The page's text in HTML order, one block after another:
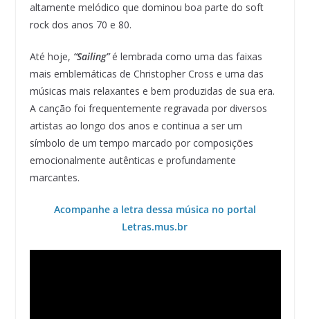
altamente melódico que dominou boa parte do soft
rock dos anos 70 e 80.
Até hoje, “Sailing”é lembrada como uma das faixas
mais emblemáticas de Christopher Cross e uma das
músicas mais relaxantes e bem produzidas de sua era.
A canção foi frequentemente regravada por diversos
artistas ao longo dos anos e continua a ser um
símbolo de um tempo marcado por composições
emocionalmente autênticas e profundamente
marcantes.
Acompanhe a letra dessa música no portal
Letras.mus.br